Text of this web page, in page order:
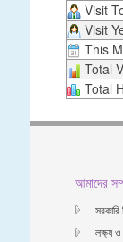
Visit
Visit
This
Total
Total
আমাদের
সরকারি
লক্ষ্য ও